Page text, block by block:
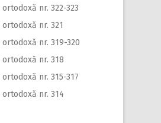
nr. 322-323
nr. 321
nr. 319-320
ortodoxă nr. 318
nr. 315-317
ortodoxă nr. 314